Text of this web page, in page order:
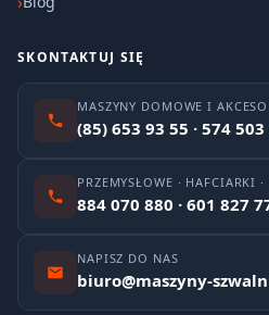
SKONTAKTUJ SIĘ
MASZYNY DOMOWE I
(85) 653 93 55 · 574
PRZEMYSŁOWE · HAFCIARKI ·
884 070 880 · 601 827
NAPISZ DO NAS
biuro@maszyny-